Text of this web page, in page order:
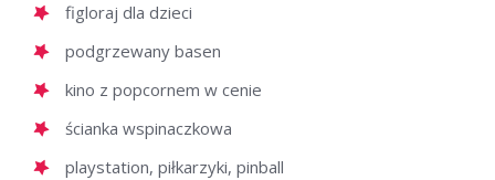
figloraj dla dzieci
podgrzewany basen
kino z popcornem w cenie
ścianka wspinaczkowa
playstation, piłkarzyki, pinball